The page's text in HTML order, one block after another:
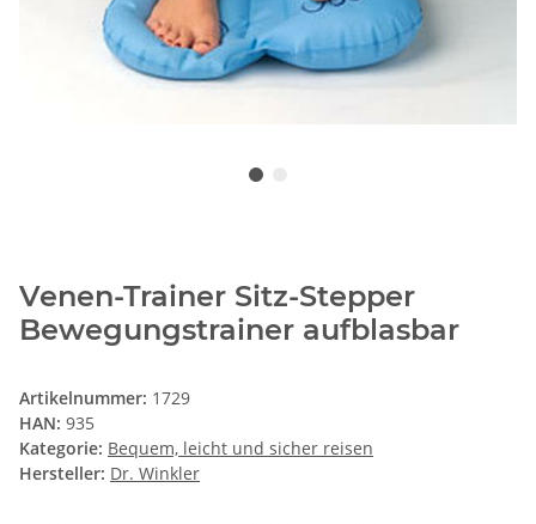
Venen-Trainer Sitz-Stepper
Bewegungstrainer aufblasbar
Artikelnummer: 1729
HAN: 935
Kategorie: Bequem, leicht und sicher reisen
Hersteller: Dr. Winkler